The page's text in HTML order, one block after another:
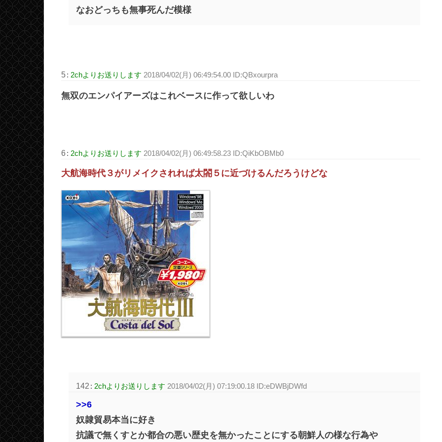
なおどっちも無事死んだ模様
5: 2chよりお送りします 2018/04/02(月) 06:49:54.00 ID:QBxourpra
無双のエンパイアーズはこれベースに作って欲しいわ
6 : 2chよりお送りします 2018/04/02(月) 06:49:58.23 ID:QiKbOBMb0
大航海時代３がリメイクされれば太閤５に近づけるんだろうけどな
142 : 2chよりお送りします 2018/04/02(月) 07:19:00.18 ID:eDWBjDWfd
>>6
奴隷貿易本当に好き
抗議で無くすとか都合の悪い歴史を無かったことにする朝鮮人の様な行為や